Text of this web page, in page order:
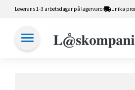
Leverans 1-3 arbetsdagar på lagervaror Unika